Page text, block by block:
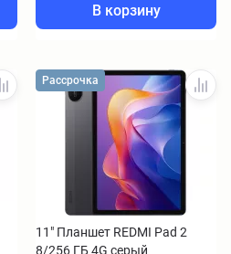
В корзину
Рассрочка
11" Планшет REDMI Pad 2
8/256 ГБ 4G серый